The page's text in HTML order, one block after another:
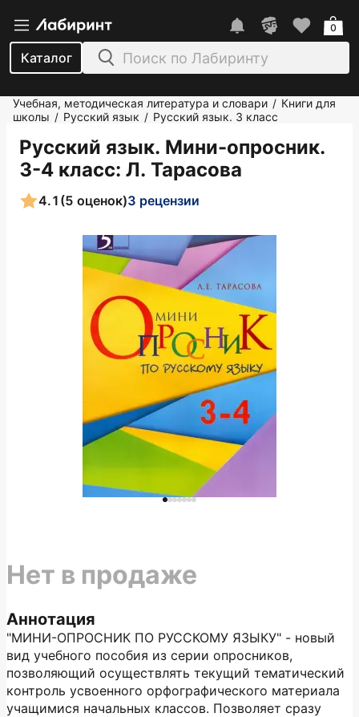
Каталог
0
Учебная, методическая литература и словари / Книги для
школы / Русский язык / Русский язык. 3 класс
Русский язык. Мини-опросник.
3-4 класс: Л. Тарасова
4.1 (5 оценок)3 рецензии
Аннотация
"МИНИ-ОПРОСНИК ПО РУССКОМУ ЯЗЫКУ" - новый
вид учебного пособия из серии опросников,
позволяющий осуществлять текущий тематический
контроль усвоенного орфографического материала
учащимися начальных классов. Позволяет сразу
Нет в продаже